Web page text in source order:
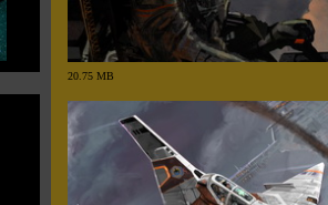
20.75 MB